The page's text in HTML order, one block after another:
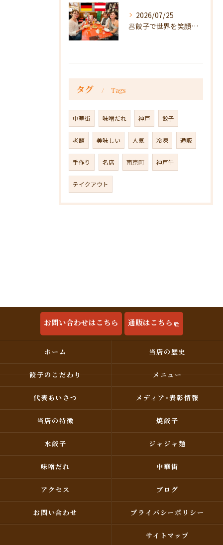
2026/07/25
🥟餃子で世界を笑顔に🥟
タグ Tags
中華街 味噌だれ 神戸 餃子
老舗 美味しい 人気 冷凍 通販
手作り 名店 南京町 神戸牛
テイクアウト
お問い合わせはこちら 通販はこちら
ホーム 当店の歴史
餃子のこだわり メニュー
代表あいさつ メディア･表彰情報
当店の特徴 焼餃子
水餃子 ジャジャ麺
味噌だれ 中華街
アクセス ブログ
お問い合わせ プライバシーポリシー
サイトマップ